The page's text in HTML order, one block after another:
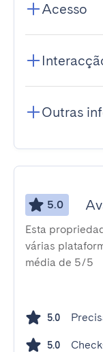
Acesso
Outras
5.0
Esta
várias
média de 5/5
5.0
5.0